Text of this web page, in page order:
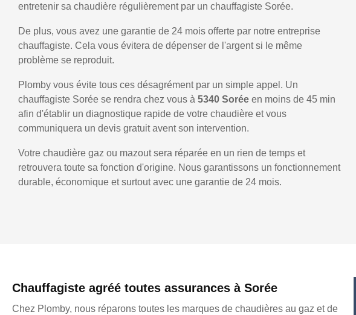
entretenir sa chaudière régulièrement par un chauffagiste Sorée.
De plus, vous avez une garantie de 24 mois offerte par notre entreprise
chauffagiste. Cela vous évitera de dépenser de l'argent si le même
problème se reproduit.
Plomby vous évite tous ces désagrément par un simple appel. Un
chauffagiste Sorée se rendra chez vous à 5340 Sorée en moins de 45 min
afin d'établir un diagnostique rapide de votre chaudière et vous
communiquera un devis gratuit avent son intervention.
Votre chaudière gaz ou mazout sera réparée en un rien de temps et
retrouvera toute sa fonction d'origine. Nous garantissons un fonctionnement
durable, économique et surtout avec une garantie de 24 mois.
Chauffagiste agréé toutes assurances à Sorée
Chez Plomby, nous réparons toutes les marques de chaudières au gaz et de